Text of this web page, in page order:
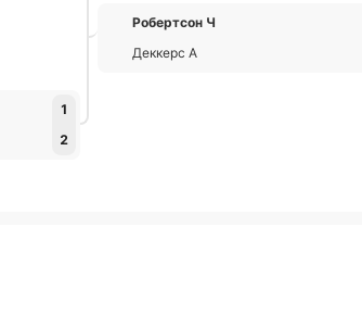
1
2
Робертсон Ч
Деккерс А